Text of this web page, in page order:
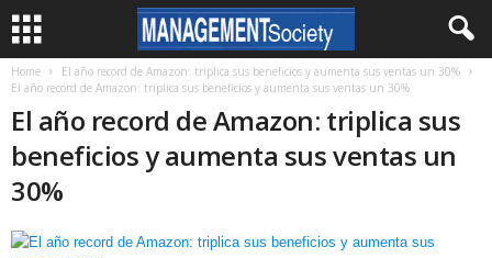
Home
El año record de Amazon: triplica sus beneficios y aumenta sus ventas un 30%
El año record de Amazon: triplica sus beneficios y aumenta sus ventas un 30%
El año record de Amazon: triplica sus
beneficios y aumenta sus ventas un
30%